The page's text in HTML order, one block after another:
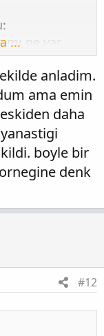
mı ne var
...
anladim.
ama emin
daha
boyle bir
denk
#12